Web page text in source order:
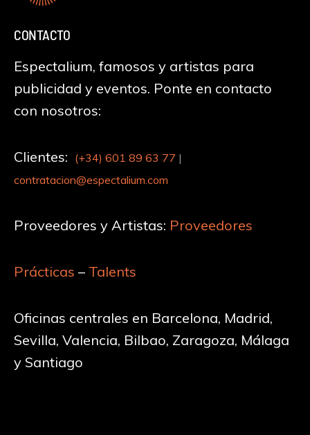
CONTACTO
Espectalium, famosos y artistas para
publicidad y eventos. Ponte en contacto
con nosotros:
Clientes: (+34) 601 89 63 77 |
contratacion@espectalium.com
Proveedores y Artistas: Proveedores
Prácticas – Talents
Oficinas centrales en Barcelona, Madrid,
Sevilla, Valencia, Bilbao, Zaragoza, Málaga
y Santiago